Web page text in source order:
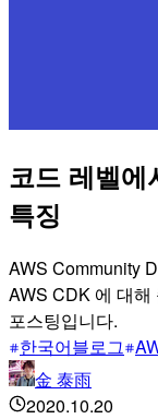
코드 레벨에
특징
AWS Community
AWS CDK 에 대
포스팅입니다.
한국어블로그
金 泰雨
2020.10.20